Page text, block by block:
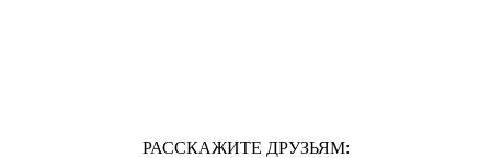
РАССКАЖИТЕ ДРУЗЬЯМ: